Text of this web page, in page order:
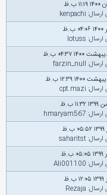
:
kenpachi
:
lotuss
:
farzin_null
:
cpt.mazi
:
hmaryam567
:
saharitst
:
Ali001100
:
Rezaja